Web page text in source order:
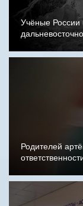
Учёные России
Родителей